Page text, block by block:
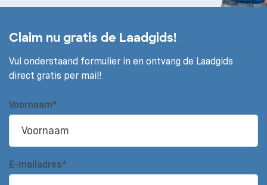
Claim nu gratis de Laadgids!
Vul onderstaand formulier in en ontvang de Laadgids
direct gratis per mail!
Voornaam*
E-mailadres*